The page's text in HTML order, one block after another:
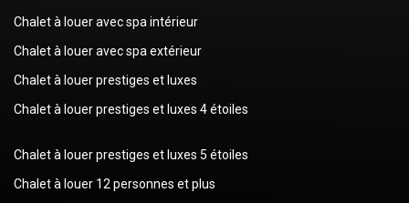
Chalet à louer avec spa intérieur
Chalet à louer avec spa extérieur
Chalet à louer prestiges et luxes
Chalet à louer prestiges et luxes 4 étoiles
Chalet à louer prestiges et luxes 5 étoiles
Chalet à louer 12 personnes et plus